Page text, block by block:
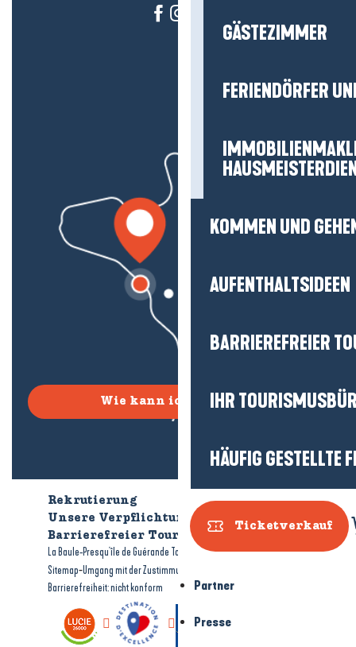
GÄSTEZIMMER
FERIENDÖRFER
KOMMEN UND
AUFENTHALTSIDEEN
BARRIEREFREIER
IHR
HÄUFIG GESTELLTE
Ticketverkauf
Partner
Presse
Wie kann ich kommen?
Rekrutierung
Wer sind wir?
Unsere Verpflichtungen
Barrierefreier Tourismus
La Baule-Presqu'île de Guérande Tourismus-Rechtliche Hinweise-
Sitemap-Umgang mit der Zustimmung
Barrierefreiheit: nicht konform